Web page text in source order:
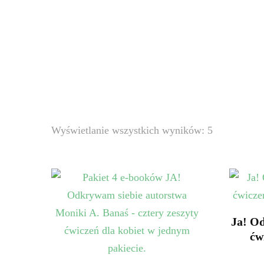
Wyświetlanie wszystkich wyników: 5
Ja!